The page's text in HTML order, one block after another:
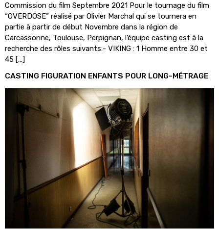
Commission du film Septembre 2021 Pour le tournage du film
“OVERDOSE” réalisé par Olivier Marchal qui se tournera en
partie à partir de début Novembre dans la région de
Carcassonne, Toulouse, Perpignan, l’équipe casting est à la
recherche des rôles suivants:- VIKING : 1 Homme entre 30 et
45 […]
CASTING FIGURATION ENFANTS POUR LONG-MÉTRAGE